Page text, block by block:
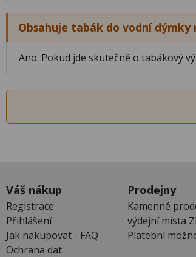
Obsahuje tabák do vodní dýmky
Ano. Pokud jde skutečně o tabákový
Váš nákup
Registrace
Přihlášení
Jak nakupovat - FAQ
Ochrana dat
Prodejny
Kamenné
výdejní místa
Platební